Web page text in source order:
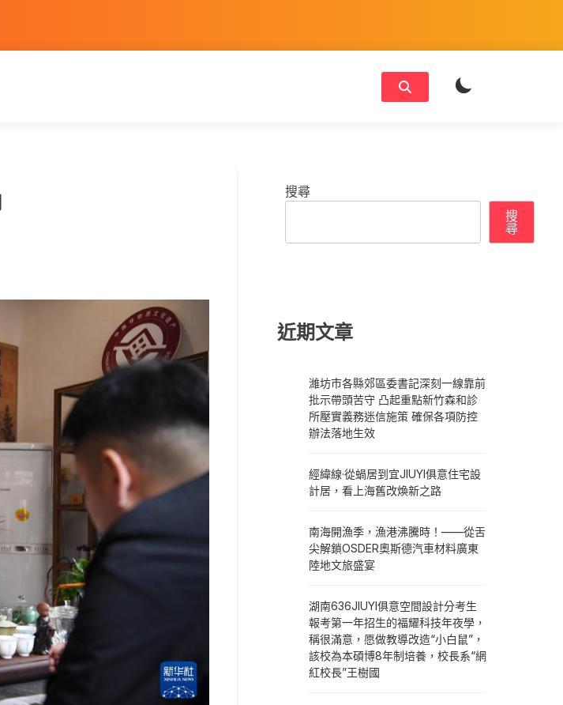
搜尋
搜
尋
近期文章
濰坊市各縣郊區委書記深刻一線靠前
批示帶頭苦守 凸起重點新竹森和診
所壓實義務迷信施策 確保各項防控
辦法落地生效
經緯線·從蝸居到宜JIUYI俱意住宅設
計居，看上海舊改煥新之路
南海開漁季，漁港沸騰時！——從舌
尖解鎖OSDER奧斯德汽車材料廣東
陸地文旅盛宴
湖南636JIUYI俱意空間設計分考生
報考第一年招生的福耀科技年夜學，
稱很滿意，愿做教導改造“小白鼠”，
該校為本碩博8年制培養，校長系“網
紅校長”王樹國